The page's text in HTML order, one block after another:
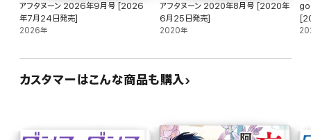
アフタヌーン 2026年9月号 [2026
年7月24日発売]
2026年
アフタヌーン 2020年8月号 [2020年
6月25日発売]
2020年
カスタマーはこんな商品も購入